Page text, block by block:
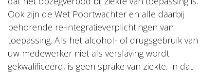
Ook zijn de Wet Poortwachter en alle daarbij
behorende re-integratieverplichtingen van
toepassing. Als het alcohol- of drugsgebruik van
uw medewerker niet als verslaving wordt
gekwalificeerd, is geen sprake van ziekte. In dat